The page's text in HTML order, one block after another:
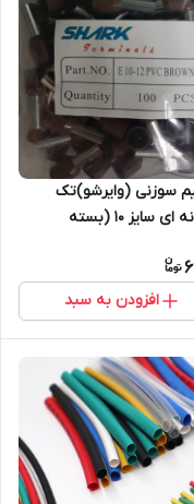
سوزنی (وایرشو)تک
استوانه ای سایز 10 (بسته
افزودن به سبد